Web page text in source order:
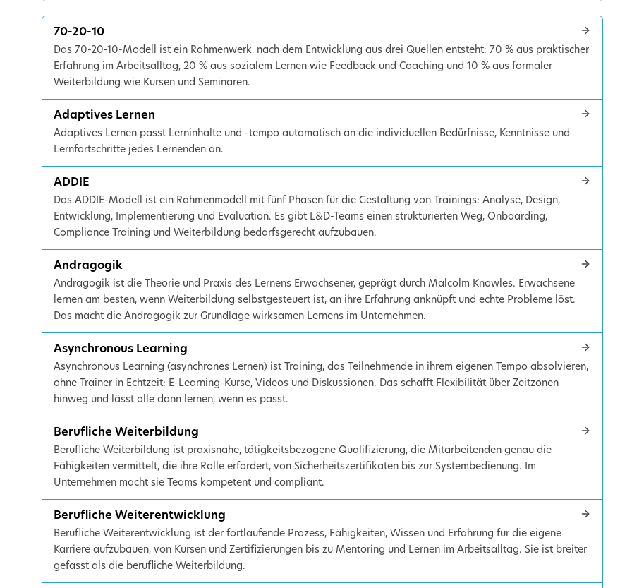
70-20-10
Das 70-20-10-Modell ist ein Rahmenwerk, nach dem Entwicklung aus drei Quellen entsteht: 70 % aus praktischer
Erfahrung im Arbeitsalltag, 20 % aus sozialem Lernen wie Feedback und Coaching und 10 % aus formaler
Weiterbildung wie Kursen und Seminaren.
Adaptives Lernen
Adaptives Lernen passt Lerninhalte und -tempo automatisch an die individuellen Bedürfnisse, Kenntnisse und
Lernfortschritte jedes Lernenden an.
ADDIE
Das ADDIE-Modell ist ein Rahmenmodell mit fünf Phasen für die Gestaltung von Trainings: Analyse, Design,
Entwicklung, Implementierung und Evaluation. Es gibt L&D-Teams einen strukturierten Weg, Onboarding,
Compliance Training und Weiterbildung bedarfsgerecht aufzubauen.
Andragogik
Andragogik ist die Theorie und Praxis des Lernens Erwachsener, geprägt durch Malcolm Knowles. Erwachsene
lernen am besten, wenn Weiterbildung selbstgesteuert ist, an ihre Erfahrung anknüpft und echte Probleme löst.
Das macht die Andragogik zur Grundlage wirksamen Lernens im Unternehmen.
Asynchronous Learning
Asynchronous Learning (asynchrones Lernen) ist Training, das Teilnehmende in ihrem eigenen Tempo absolvieren,
ohne Trainer in Echtzeit: E-Learning-Kurse, Videos und Diskussionen. Das schafft Flexibilität über Zeitzonen
hinweg und lässt alle dann lernen, wenn es passt.
Berufliche Weiterbildung
Berufliche Weiterbildung ist praxisnahe, tätigkeitsbezogene Qualifizierung, die Mitarbeitenden genau die
Fähigkeiten vermittelt, die ihre Rolle erfordert, von Sicherheitszertifikaten bis zur Systembedienung. Im
Unternehmen macht sie Teams kompetent und compliant.
Berufliche Weiterentwicklung
Berufliche Weiterentwicklung ist der fortlaufende Prozess, Fähigkeiten, Wissen und Erfahrung für die eigene
Karriere aufzubauen, von Kursen und Zertifizierungen bis zu Mentoring und Lernen im Arbeitsalltag. Sie ist breiter
gefasst als die berufliche Weiterbildung.